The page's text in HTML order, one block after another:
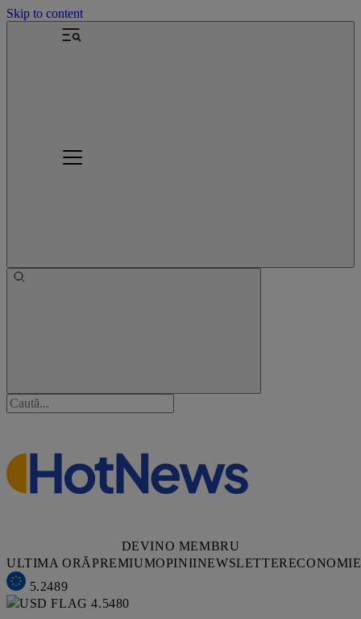
Skip to content
DEVINO MEMBRU
ULTIMA ORĂPREMIUMOPINIINEWSLETTERECONOMIE
5.2489
4.5480